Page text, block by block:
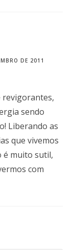
DE 2011
revigorantes,
sendo
Liberando as
que vivemos
é muito sutil,
com